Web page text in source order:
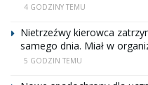
4 GODZINY TEMU
Nietrzeźwy kierowca
samego dnia. Miał w
5 GODZIN TEMU